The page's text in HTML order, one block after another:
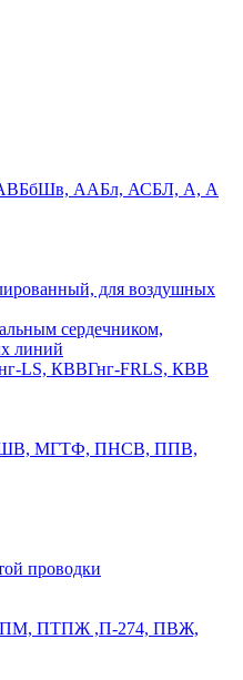
ААБл, АСБЛ, А, А
для воздушных
сердечником,
линий
LS, КВВГнг-FRLS, КВВ
МГТФ, ПНСВ, ППВ,
проводки
ПТПЖ ,П-274, ПВЖ,